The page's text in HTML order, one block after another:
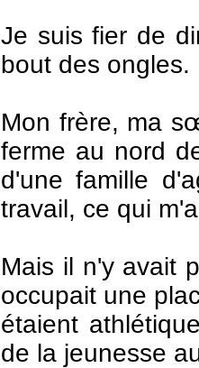
Je suis fier de
bout des ongles.
Mon frère, ma
ferme au nord
d'une famille
travail, ce qui
Mais il n'y avait
occupait une
étaient
de la jeunesse